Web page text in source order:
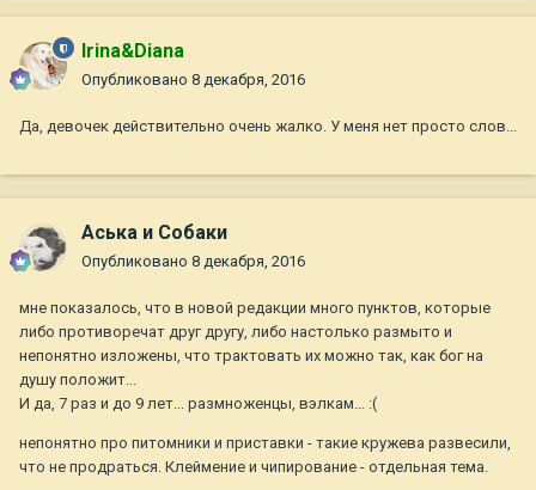
Irina&Diana
Опубликовано 8 декабря, 2016
Да, девочек действительно очень жалко. У меня нет просто слов...
Аська и Собаки
Опубликовано 8 декабря, 2016
мне показалось, что в новой редакции много пунктов, которые
либо противоречат друг другу, либо настолько размыто и
непонятно изложены, что трактовать их можно так, как бог на
душу положит...
И да, 7 раз и до 9 лет... размноженцы, вэлкам... :(
непонятно про питомники и приставки - такие кружева развесили,
что не продраться. Клеймение и чипирование - отдельная тема.